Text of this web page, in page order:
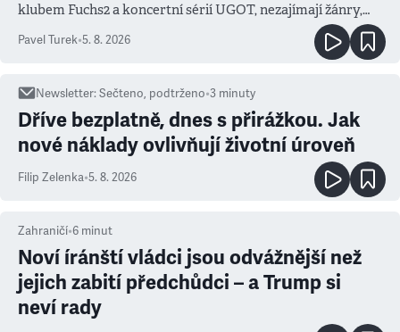
klubem Fuchs2 a koncertní sérií UGOT, nezajímají žánry,
ale atmosféra
Pavel Turek•5. 8. 2026
Newsletter:Sečteno, podtrženo•3 minuty
Dříve bezplatně, dnes s přirážkou. Jak
nové náklady ovlivňují životní úroveň
Filip Zelenka•5. 8. 2026
Zahraničí•6 minut
Noví íránští vládci jsou odvážnější než
jejich zabití předchůdci – a Trump si
neví rady